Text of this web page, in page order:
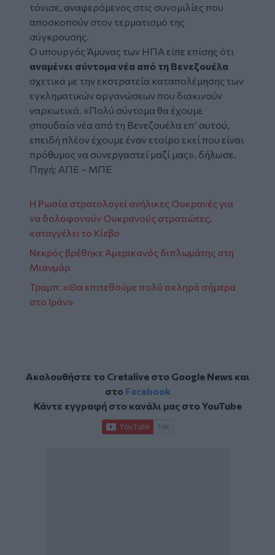
τόνισε, αναφερόμενος στις συνομιλίες που
αποσκοπούν στον τερματισμό της
σύγκρουσης.
Ο υπουργός Άμυνας των ΗΠΑ είπε επίσης ότι
αναμένει σύντομα νέα από τη Βενεζουέλα
σχετικά με την εκστρατεία καταπολέμησης των
εγκληματικών οργανώσεων που διακινούν
ναρκωτικά. «Πολύ σύντομα θα έχουμε
σπουδαία νέα από τη Βενεζουέλα επ’ αυτού,
επειδή πλέον έχουμε έναν εταίρο εκεί που είναι
πρόθυμος να συνεργαστεί μαζί μας», δήλωσε.
Πηγή: ΑΠΕ – ΜΠΕ
Η Ρωσία στρατολογεί ανήλικες Ουκρανές για
να δολοφονούν Ουκρανούς στρατιώτες,
καταγγέλει το Κίεβο
Νεκρός βρέθηκε Αμερικανός διπλωμάτης στη
Μιανμάρ
Τραμπ: «Θα επιτεθούμε πολύ σκληρά σήμερα
στο Ιράν»
Ακολουθήστε το Cretalive στο Google Newsκαι
στο Facebook
Κάντε εγγραφή στο κανάλι μας στοYouTube